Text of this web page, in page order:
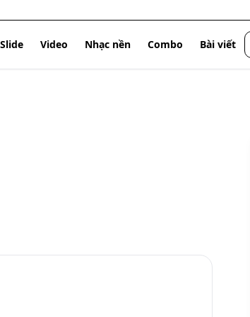
Slide Video Nhạc nền Combo Bài viết